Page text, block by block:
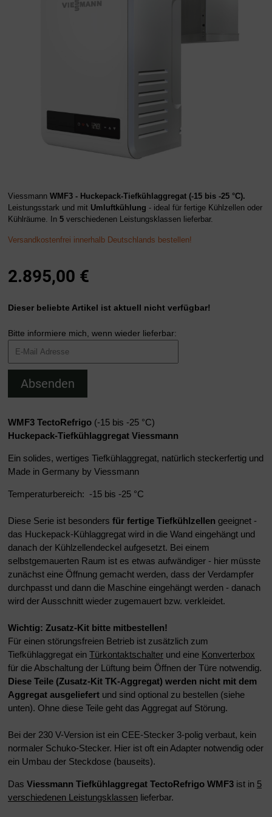
Viessmann WMF3 - Huckepack-Tiefkühlaggregat (-15 bis -25 °C).
Leistungsstark und mit Umluftkühlung - ideal für fertige Kühlzellen oder
Kühlräume. I n 5 verschiedenen Leistungsklassen lieferbar.
Versandkostenfrei innerhalb Deutschlands bestellen!
2.895,00 €
Dieser beliebte Artikel ist aktuell nicht verfügbar!
Bitte informiere mich, wenn wieder lieferbar:
Absenden
WMF3 TectoRefrigo (-15 bis -25 °C)
Huckepack-Tiefkühlaggregat Viessmann
Ein solides, wertiges Tiefkühlaggregat, natürlich steckerfertig und
Made in Germany by Viessmann
Temperaturbereich: -15 bis -25 °C
Diese Serie ist besonders für fertige Tiefkühlzellen geeignet -
das Huckepack-Kühlaggregat wird in die Wand eingehängt und
danach der Kühlzellendeckel aufgesetzt. Bei einem
selbstgemauerten Raum ist es etwas aufwändiger - hier müsste
zunächst eine Öffnung gemacht werden, dass der Verdampfer
durchpasst und dann die Maschine eingehängt werden - danach
wird der Ausschnitt wieder zugemauert bzw. verkleidet.
Wichtig: Zusatz-Kit bitte mitbestellen!
Für einen störungsfreien Betrieb ist zusätzlich zum
Tiefkühlaggregat ein Türkontaktschalter und eine Konverterbox
für die Abschaltung der Lüftung beim Öffnen der Türe notwendig.
Diese Teile (Zusatz-Kit TK-Aggregat) werden nicht mit dem
Aggregat ausgeliefert und sind optional zu bestellen (siehe
unten). Ohne diese Teile geht das Aggregat auf Störung.
Bei der 230 V-Version ist ein CEE-Stecker 3-polig verbaut, kein
normaler Schuko-Stecker. Hier ist oft ein Adapter notwendig oder
ein Umbau der Steckdose (bauseits).
Das Viessmann Tiefkühlaggregat TectoRefrigo WMF3 ist in 5
verschiedenen Leistungsklassen lieferbar.